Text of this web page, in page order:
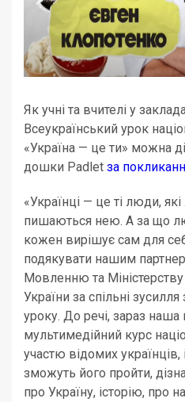
Як учні та вчителі у
Всеукраїнський урок
«Україна — це ти» можна
дошки Padlet за
«Українці — це ті люди,
пишаються нею. А за що
кожен вирішує сам для
подякувати нашим
Мовленню та Міністерству
України за спільні
уроку. До речі, зараз
мультимедійний курс
участю відомих українців,
зможуть його пройти,
про Україну, історію, про